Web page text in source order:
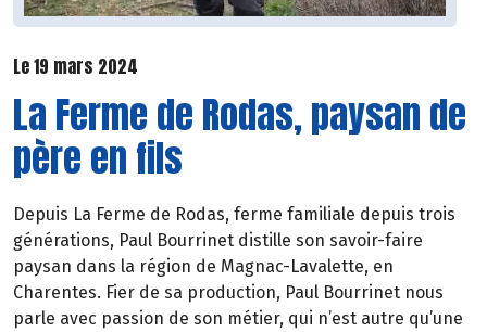
Le 19 mars 2024
La Ferme de Rodas, paysan de
père en fils
Depuis La Ferme de Rodas, ferme familiale depuis trois
générations, Paul Bourrinet distille son savoir-faire
paysan dans la région de Magnac-Lavalette, en
Charentes. Fier de sa production, Paul Bourrinet nous
parle avec passion de son métier, qui n’est autre qu’une